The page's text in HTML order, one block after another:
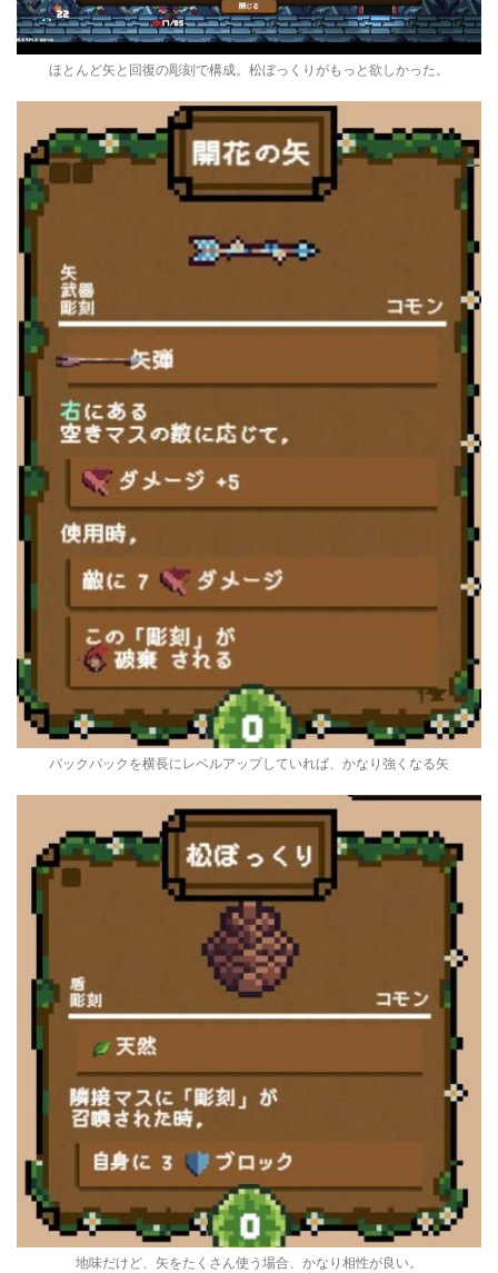
ほとんど矢と回復の彫刻で構成。松ぼっくりがもっと欲しかった。
バックパックを横長にレベルアップしていれば、かなり強くなる矢
地味だけど、矢をたくさん使う場合、かなり相性が良い。